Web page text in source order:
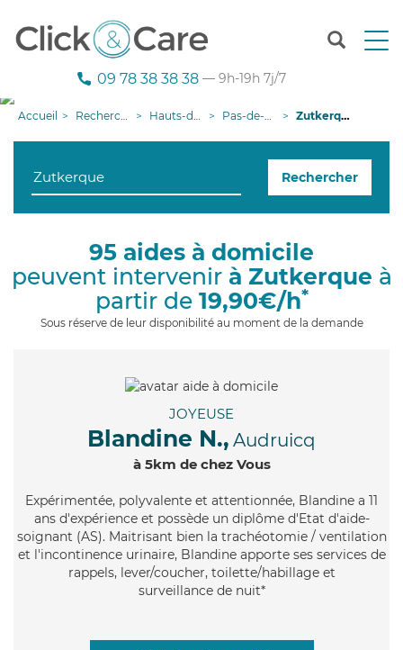
T
n
g
09 78 38 38 38 — 9h-19h 7j/7
Accueil Recherche aide à domicile Hauts-de-France Pas-de-Calais Zutkerque
Rechercher
95 aides à domicile
peuvent intervenir à Zutkerque à
partir de 19,90€/h*
Sous réserve de leur disponibilité au moment de la demande
JOYEUSE
Blandine N., Audruicq
à 5km de chez Vous
Expérimentée, polyvalente et attentionnée, Blandine a 11
ans d'expérience et possède un diplôme d'Etat d'aide-
soignant (AS). Maitrisant bien la trachéotomie / ventilation
et l'incontinence urinaire, Blandine apporte ses services de
rappels, lever/coucher, toilette/habillage et
surveillance de nuit*